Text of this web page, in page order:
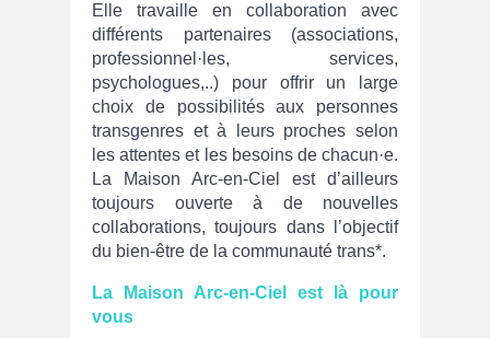
Elle travaille en collaboration avec
différents partenaires (associations,
professionnel·les, services,
psychologues,..) pour offrir un large
choix de possibilités aux personnes
transgenres et à leurs proches selon
les attentes et les besoins de chacun·e.
La Maison Arc-en-Ciel est d’ailleurs
toujours ouverte à de nouvelles
collaborations, toujours dans l’objectif
du bien-être de la communauté trans*.
La Maison Arc-en-Ciel est là pour
vous